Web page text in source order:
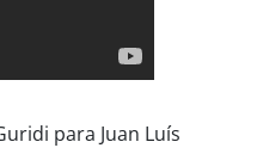
para Juan Luís